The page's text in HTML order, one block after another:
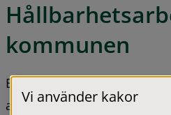
kommunen
En hållbar utveckling är
arbetar vi med Agenda 2030
Vi använder kakor